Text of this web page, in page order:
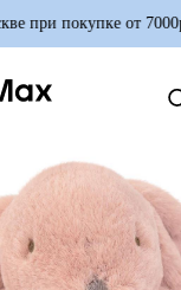
при покупке от 7000р.